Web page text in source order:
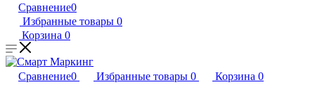
Сравнение0
Избранные товары 0
Корзина 0
Сравнение0 Избранные товары 0 Корзина 0